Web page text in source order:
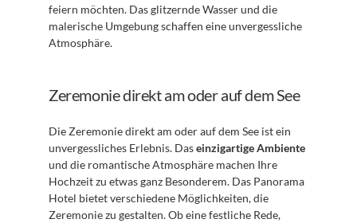
feiern möchten. Das glitzernde Wasser und die
malerische Umgebung schaffen eine unvergessliche
Atmosphäre.
Zeremonie direkt am oder auf dem See
Die Zeremonie direkt am oder auf dem See ist ein
unvergessliches Erlebnis. Das einzigartige Ambiente
und die romantische Atmosphäre machen Ihre
Hochzeit zu etwas ganz Besonderem. Das Panorama
Hotel bietet verschiedene Möglichkeiten, die
Zeremonie zu gestalten. Ob eine festliche Rede,